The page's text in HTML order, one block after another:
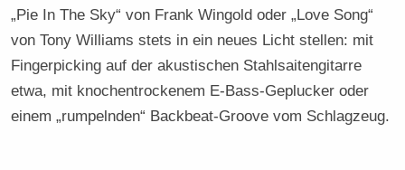
„Pie In The Sky“ von Frank Wingold oder „Love Song“
von Tony Williams stets in ein neues Licht stellen: mit
Fingerpicking auf der akustischen Stahlsaitengitarre
etwa, mit knochentrockenem E-Bass-Geplucker oder
einem „rumpelnden“ Backbeat-Groove vom Schlagzeug.